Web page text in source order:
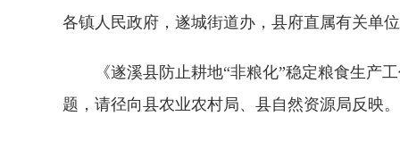
各镇人民政府，遂城街道办，县府直属有关单
《遂溪县防止耕地“非粮化”稳定粮食生产工
题，请径向县农业农村局、县自然资源局反映。